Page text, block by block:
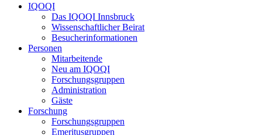
IQOQI
Das IQOQI Innsbruck
Wissenschaftlicher Beirat
Besucherinformationen
Personen
Mitarbeitende
Neu am IQOQI
Forschungsgruppen
Administration
Gäste
Forschung
Forschungsgruppen
Emeritusgruppen